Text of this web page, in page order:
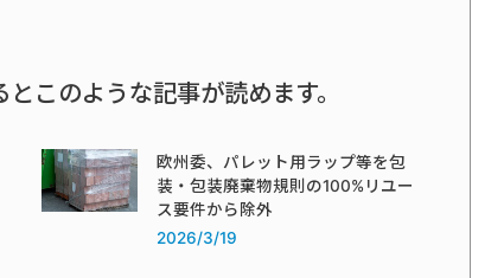
このような記事が読めます。
欧州委、パレット用ラップ等を包
装・包装廃棄物規則の100%リユー
ス要件から除外
2026/3/19